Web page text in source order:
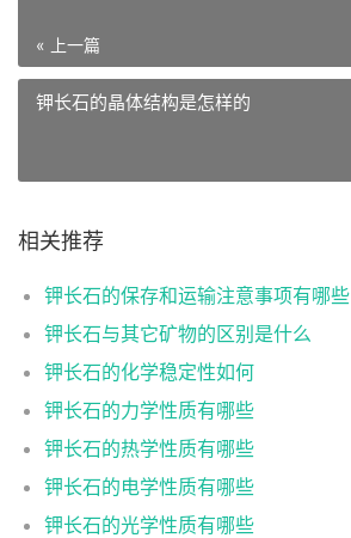
« 上一篇
钾长石的晶体结构是怎样的
相关推荐
钾长石的保存和运输注意事项有哪些
钾长石与其它矿物的区别是什么
钾长石的化学稳定性如何
钾长石的力学性质有哪些
钾长石的热学性质有哪些
钾长石的电学性质有哪些
钾长石的光学性质有哪些